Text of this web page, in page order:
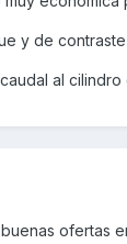
y de
al
ofertas